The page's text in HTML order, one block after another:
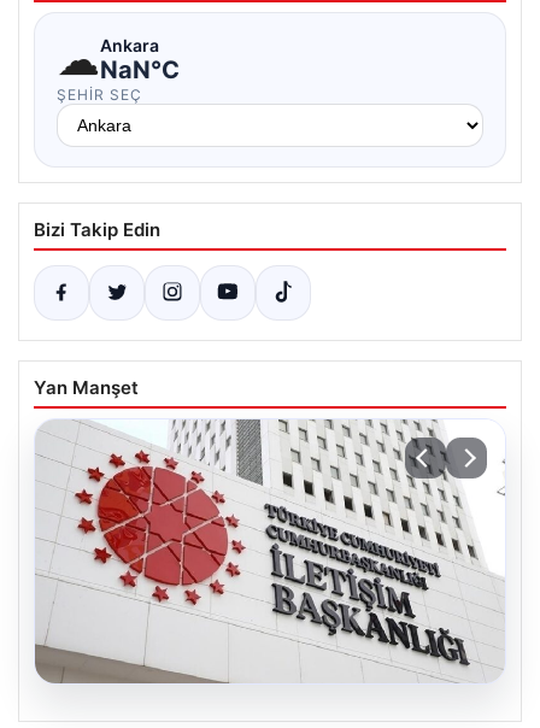
☁Ankara
NaN°C
ŞEHIR SEÇ
Bizi Takip Edin
Yan Manşet
07.08.2026